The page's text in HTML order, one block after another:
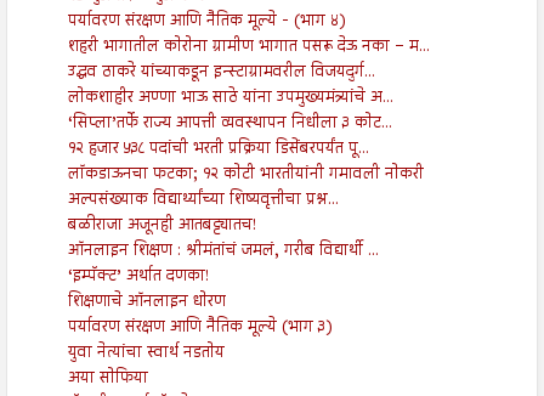
पर्यावरण संरक्षण आणि नैतिक मूल्ये - (भाग ४)
शहरी भागातील कोरोना ग्रामीण भागात पसरू देऊ नका – म...
उद्धव ठाकरे यांच्याकडून इन्स्टाग्रामवरील विजयदुर्ग...
लोकशाहीर अण्णा भाऊ साठे यांना उपमुख्यमंत्र्यांचे अ...
‘सिप्ला’तर्फे राज्य आपत्ती व्यवस्थापन निधीला ३ कोट...
१२ हजार ५३८ पदांची भरती प्रक्रिया डिसेंबरपर्यंत पू...
लॉकडाऊनचा फटका; १२ कोटी भारतीयांनी गमावली नोकरी
अल्पसंख्याक विद्यार्थ्यांच्या शिष्यवृत्तीचा प्रश्न...
बळीराजा अजूनही आतबट्ट्यातच!
ऑनलाइन शिक्षण : श्रीमंतांचं जमलं, गरीब विद्यार्थी ...
‘इम्पॅक्ट’ अर्थात दणका!
शिक्षणाचे ऑनलाइन धोरण
पर्यावरण संरक्षण आणि नैतिक मूल्ये (भाग ३)
युवा नेत्यांचा स्वार्थ नडतोय
अया सोफिया